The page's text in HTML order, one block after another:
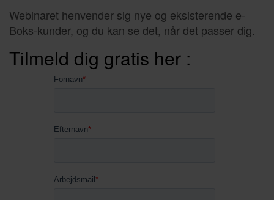
Webinaret henvender sig nye og eksisterende e-
Boks-kunder, og du kan se det, når det passer dig.
Tilmeld dig gratis her :